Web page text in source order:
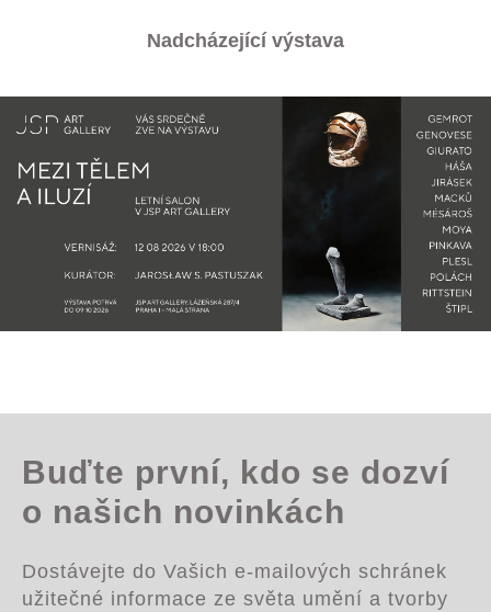
Nadcházející výstava
Buďte první, kdo se dozví
o našich novinkách
Dostávejte do Vašich e-mailových schránek
užitečné informace ze světa umění a tvorby